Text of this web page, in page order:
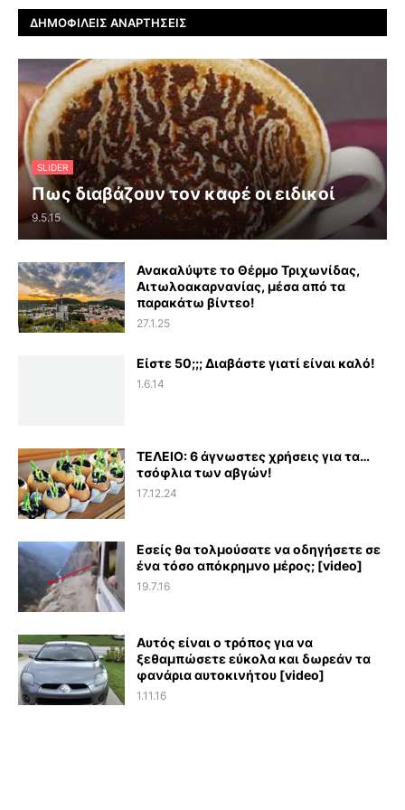
ΔΗΜΟΦΙΛΕΊΣ ΑΝΑΡΤΉΣΕΙΣ
SLIDER
Πως διαβάζουν τον καφέ οι ειδικοί
9.5.15
Ανακαλύψτε το Θέρμο Τριχωνίδας,
Αιτωλοακαρνανίας, μέσα από τα
παρακάτω βίντεο!
27.1.25
Είστε 50;;; Διαβάστε γιατί είναι καλό!
1.6.14
ΤΕΛΕΙΟ: 6 άγνωστες χρήσεις για τα…
τσόφλια των αβγών!
17.12.24
Εσείς θα τολμούσατε να οδηγήσετε σε
ένα τόσο απόκρημνο μέρος; [video]
19.7.16
Αυτός είναι ο τρόπος για να
ξεθαμπώσετε εύκολα και δωρεάν τα
φανάρια αυτοκινήτου [video]
1.11.16